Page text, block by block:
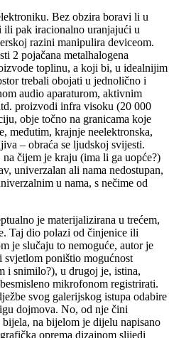
Bez obzira boravi li u
ili pak iracionalno uranjajući u
razini manipulira deviceom.
2 pojačana metalhalogena
toplinu, a koji bi, u idealnijim
trebali obojati u jednolično i
audio aparaturom, aktivnim
proizvodi infra visoku (20 000
obje točno na granicama koje
međutim, krajnje neelektronska,
– obraća se ljudskoj svijesti.
čijem je kraju (ima li ga uopće?)
univerzalan ali nama nedostupan,
u nama, s nečime od
je materijalizirana u trećem,
Taj dio polazi od činjenice ili
je slučaju to nemoguće, autor je
poništio mogućnost
i snimilo?), u drugoj je, istina,
mikrofonom registrirati.
svog galerijskog istupa odabire
dojmova. No, od nje čini
na bijelom je dijelu napisano
oprema dizajnom slijedi